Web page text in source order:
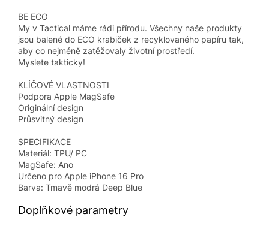
BE ECO
My v Tactical máme rádi přírodu. Všechny naše produkty
jsou balené do ECO krabiček z recyklovaného papíru tak,
aby co nejméně zatěžovaly životní prostředí.
Myslete takticky!
KLÍČOVÉ VLASTNOSTI
Podpora Apple MagSafe
Originální design
Průsvitný design
SPECIFIKACE
Materiál: TPU/ PC
MagSafe: Ano
Určeno pro Apple iPhone 16 Pro
Barva: Tmavě modrá Deep Blue
Doplňkové parametry